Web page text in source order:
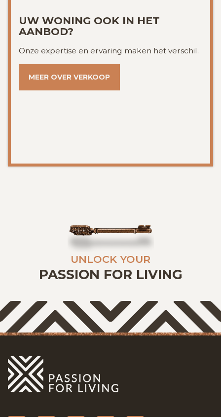
UW WONING OOK IN HET
AANBOD?
Onze expertise en ervaring maken het verschil.
MEER OVER VERKOOP
UNLOCK YOUR
PASSION FOR LIVING